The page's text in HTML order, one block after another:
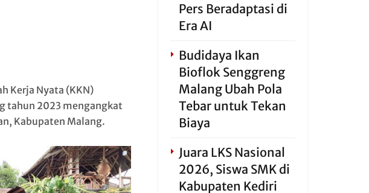
Kerja Nyata (KKN)
tahun 2023 mengangkat
Kabupaten Malang.
Pers Beradaptasi di
Era AI
Budidaya Ikan
Bioflok Senggreng
Malang Ubah Pola
Tebar untuk Tekan
Biaya
Juara LKS Nasional
2026, Siswa SMK di
Kabupaten Kediri